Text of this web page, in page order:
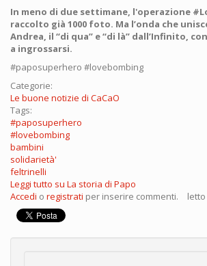
In meno di due settimane, l'operazione
raccolto già 1000 foto. Ma l’onda che
Andrea, il “di qua” e “di là” dall’Infinito,
a ingrossarsi.
#paposuperhero #lovebombing
Categorie:
Le buone notizie di CaCaO
Tags:
#paposuperhero
#lovebombing
bambini
solidarietà'
feltrinelli
Leggi tutto su La storia di Papo
Accedi o registrati per inserire commenti.